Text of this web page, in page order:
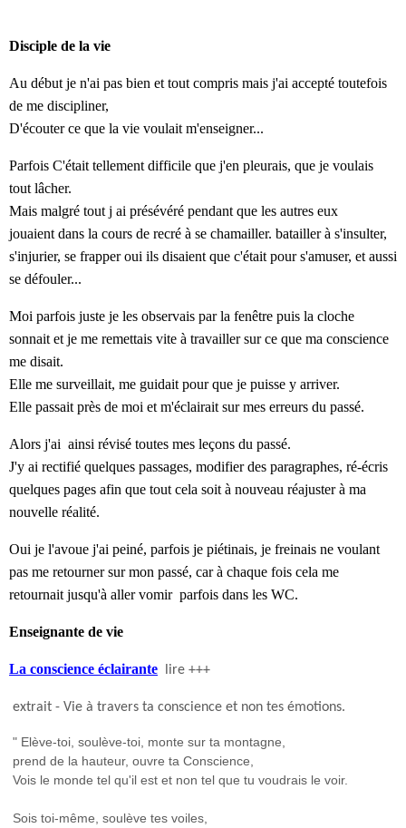
Disciple de la vie
Au début je n'ai pas bien et tout compris mais j'ai accepté toutefois
de me discipliner,
D'écouter ce que la vie voulait m'enseigner...
Parfois C'était tellement difficile que j'en pleurais, que je voulais
tout lâcher.
Mais malgré tout j ai présévéré pendant que les autres eux
jouaient dans la cours de recré à se chamailler. batailler à s'insulter,
s'injurier, se frapper oui ils disaient que c'était pour s'amuser, et aussi
se défouler...
Moi parfois juste je les observais par la fenêtre puis la cloche
sonnait et je me remettais vite à travailler sur ce que ma conscience
me disait.
Elle me surveillait, me guidait pour que je puisse y arriver.
Elle passait près de moi et m'éclairait sur mes erreurs du passé.
Alors j'ai ainsi révisé toutes mes leçons du passé.
J'y ai rectifié quelques passages, modifier des paragraphes, ré-écris
quelques pages afin que tout cela soit à nouveau réajuster à ma
nouvelle réalité.
Oui je l'avoue j'ai peiné, parfois je piétinais, je freinais ne voulant
pas me retourner sur mon passé, car à chaque fois cela me
retournait jusqu'à aller vomir parfois dans les WC.
Enseignante de vie
La conscience éclairante lire +++
extrait - Vie à travers ta conscience et non tes émotions.
" Elève-toi, soulève-toi, monte sur ta montagne,
prend de la hauteur, ouvre ta Conscience,
Vois le monde tel qu'il est et non tel que tu voudrais le voir.
Sois toi-même, soulève tes voiles,